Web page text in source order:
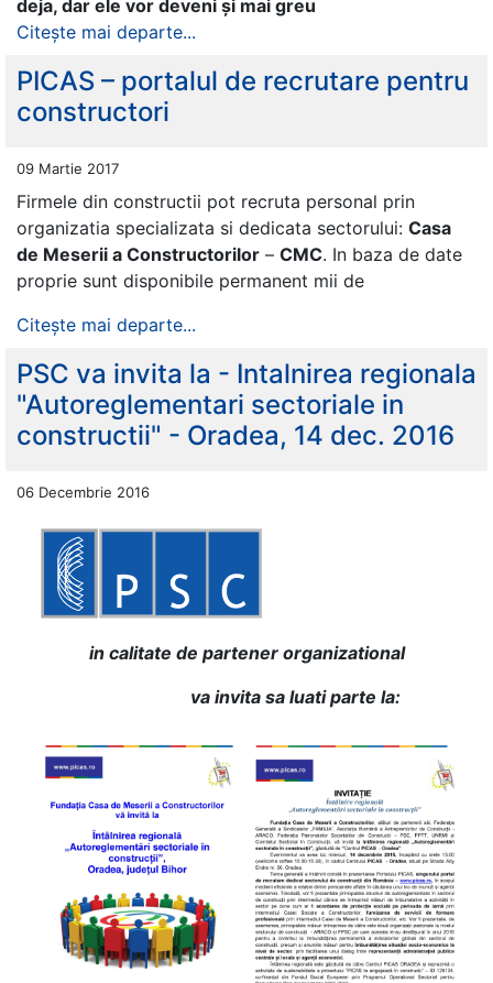
deja, dar ele vor deveni și mai greu
Citește mai departe...
PICAS – portalul de recrutare pentru
constructori
09 Martie 2017
Firmele din constructii pot recruta personal prin
organizatia specializata si dedicata sectorului: Casa
de Meserii a Constructorilor – CMC. In baza de date
proprie sunt disponibile permanent mii de
Citește mai departe...
PSC va invita la - Intalnirea regionala
"Autoreglementari sectoriale in
constructii" - Oradea, 14 dec. 2016
06 Decembrie 2016
in calitate de partener organizational
va invita sa luati parte la: